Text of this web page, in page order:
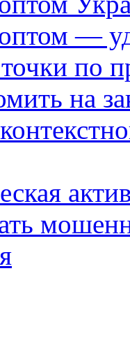
—
по
на